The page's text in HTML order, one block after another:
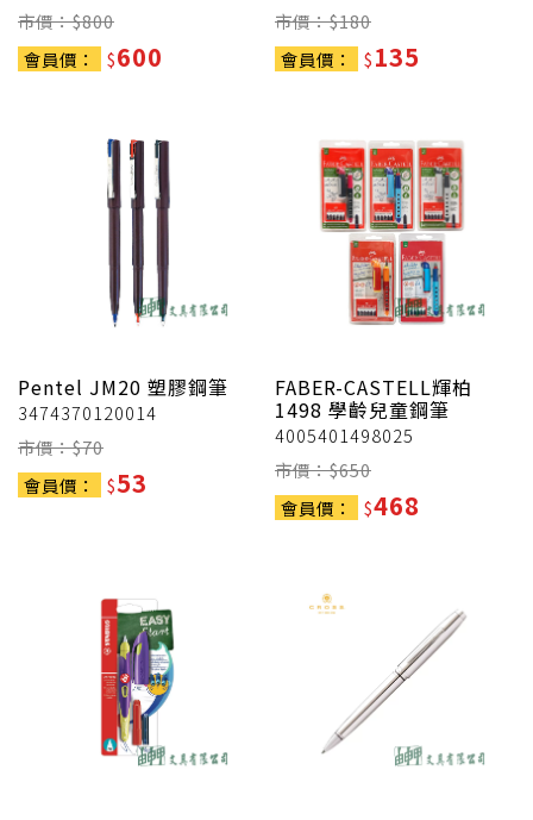
市價：$800
會員價：
$600
市價：$180
會員價：
$135
Pentel JM20 塑膠鋼筆
3474370120014
市價：$70
會員價：
$53
FABER-CASTELL輝柏
1498 學齡兒童鋼筆
4005401498025
市價：$650
會員價：
$468